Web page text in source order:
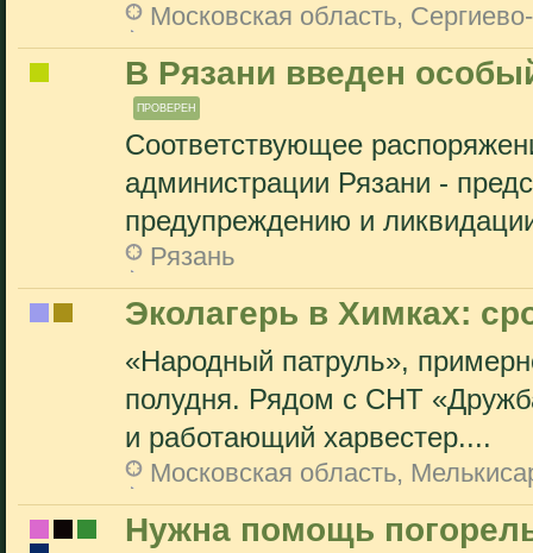
Московская область,
В Рязани введен
ПРОВЕРЕН
Соответствующее
администрации Рязани -
предупреждению и
Рязань
Эколагерь в Химках:
«Народный патруль»,
полудня. Рядом с СНТ
и работающий харвестер....
Московская область,
Нужна помощь